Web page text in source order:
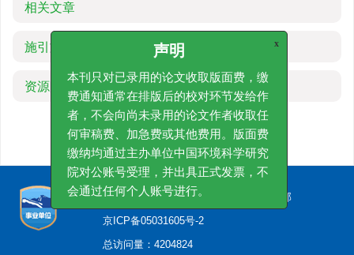
相关文章
施引文献
资源附件 (0)
版权所有 © 《环境工程技术学报》编辑部
京ICP备05031605号-2
总访问量： 4204824
x
声明
本刊只对已录用的论文收取版面费，缴
费通知通常在排版后的校对环节发给作
者，不会向尚未录用的论文作者收取任
何审稿费、加急费或其他费用。版面费
缴纳均通过主办单位中国环境科学研究
院对公账号受理，并出具正式发票，不
会通过任何个人账号进行。